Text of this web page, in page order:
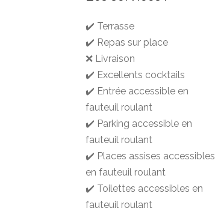
✔️ Terrasse
✔️ Repas sur place
❌ Livraison
✔️ Excellents cocktails
✔️ Entrée accessible en
fauteuil roulant
✔️ Parking accessible en
fauteuil roulant
✔️ Places assises accessibles
en fauteuil roulant
✔️ Toilettes accessibles en
fauteuil roulant